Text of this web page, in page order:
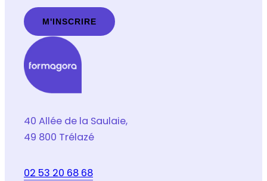
P
D
*
40 Allée de la Saulaie,
49 800 Trélazé
02 53 20 68 68